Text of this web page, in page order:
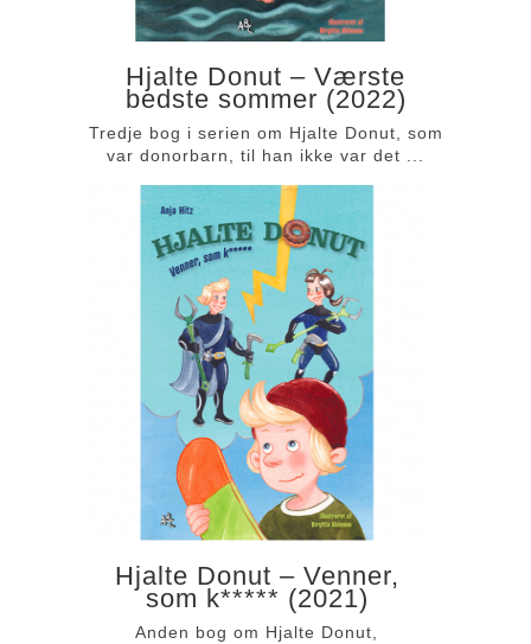
Hjalte Donut – Værste
bedste sommer (2022)
Tredje bog i serien om Hjalte Donut, som
var donorbarn, til han ikke var det ...
Hjalte Donut – Venner,
som k***** (2021)
Anden bog om Hjalte Donut,